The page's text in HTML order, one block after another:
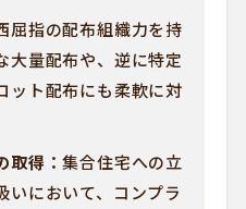
屈指の配布組織力を持
大量配布や、逆に特定
ット配布にも柔軟に対
取得：集合住宅への立
いにおいて、コンプラ